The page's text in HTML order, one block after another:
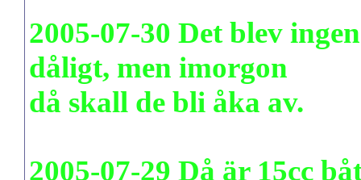
2005-07-30 Det blev
dåligt, men imorgon
då skall de bli åka av.
2005-07-29 Då är 15cc